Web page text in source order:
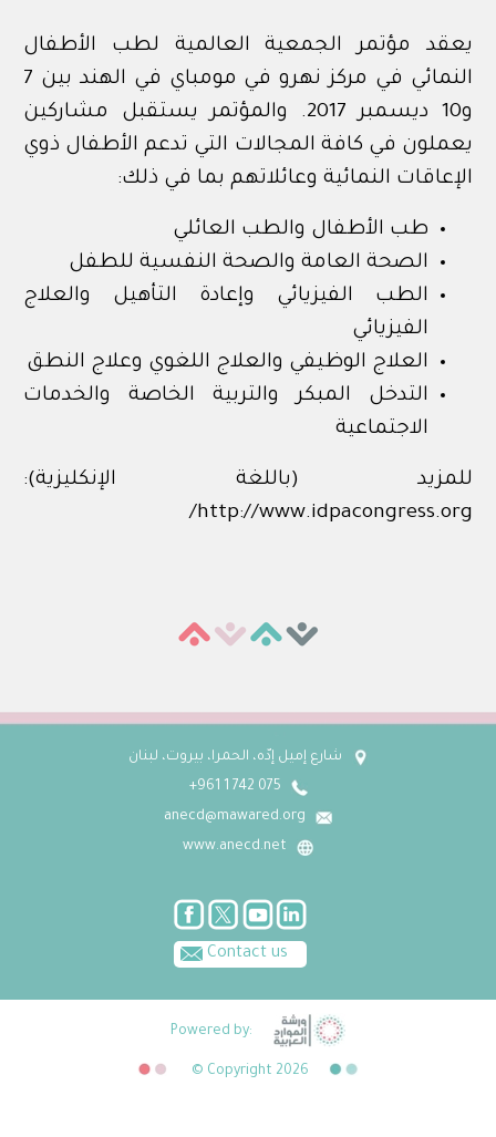
يعقد مؤتمر الجمعية العالمية لطب الأطفال
النمائي في مركز نهرو في مومباي في الهند بين 7
و10 ديسمبر 2017. والمؤتمر يستقبل مشاركين
يعملون في كافة المجالات التي تدعم الأطفال ذوي
الإعاقات النمائية وعائلاتهم بما في ذلك:
طب الأطفال والطب العائلي
الصحة العامة والصحة النفسية للطفل
الطب الفيزيائي وإعادة التأهيل والعلاج
الفيزيائي
العلاج الوظيفي والعلاج اللغوي وعلاج النطق
التدخل المبكر والتربية الخاصة والخدمات
الاجتماعية
للمزيد (باللغة الإنكليزية):
http://www.idpacongress.org/
شارع إميل إدّه، الحمرا، بيروت، لبنان
075 742 1 961+
anecd@mawared.org
www.anecd.net
Contact us
Powered by:
© Copyright 2026